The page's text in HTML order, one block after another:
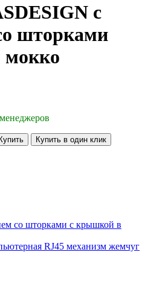
с
шторками
мокко
со шторками с крышкой в
RJ45 механизм жемчуг